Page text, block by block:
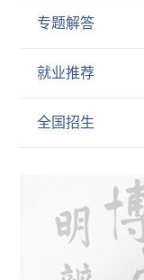
专题解答
就业推荐
全国招生